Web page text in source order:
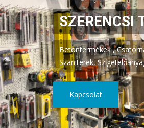
SZERENCSI
Betontermékek ,
Szaniterek,
Kapcsolat